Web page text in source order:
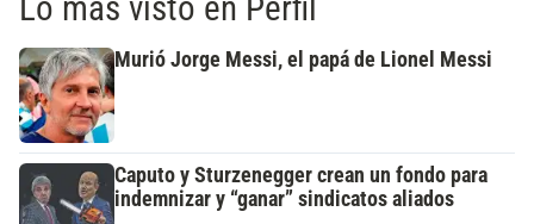
Lo más visto en Perfil
Murió Jorge Messi, el papá de Lionel Messi
Caputo y Sturzenegger crean un fondo para
indemnizar y “ganar” sindicatos aliados